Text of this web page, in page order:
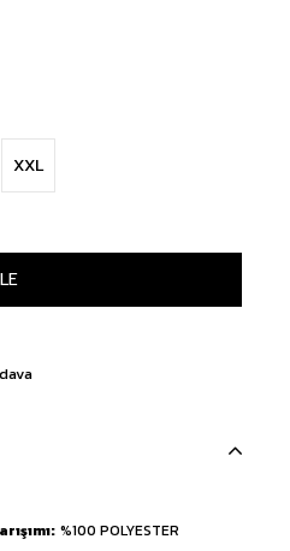
XXL
%100 POLYESTER